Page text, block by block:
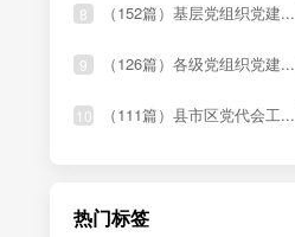
8 （152篇）基层党组织党建...
9 （126篇）各级党组织党建...
10 （111篇）县市区党代会工...
热门标签